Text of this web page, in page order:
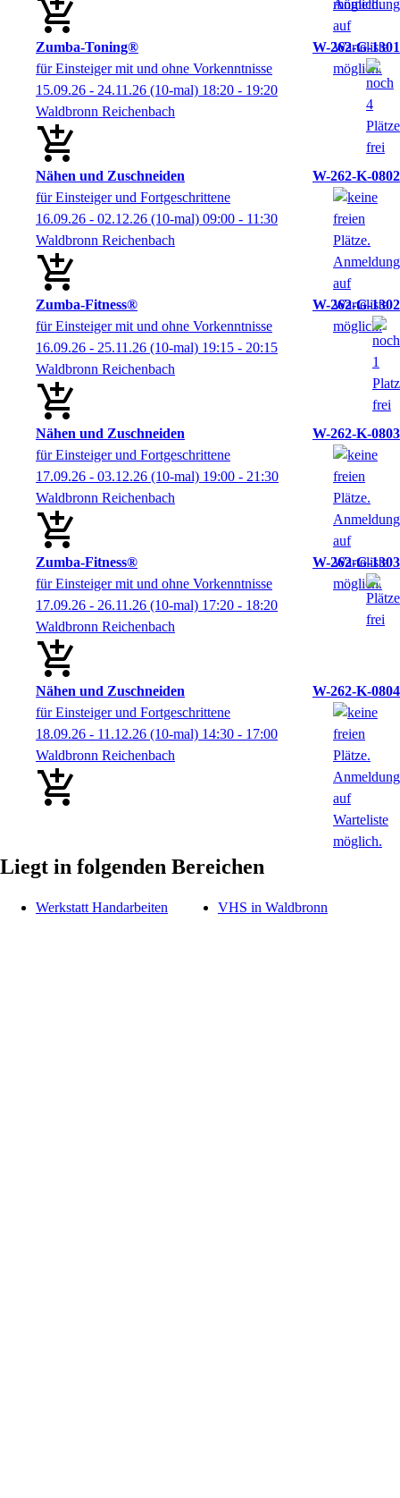
Zumba-Toning®
W-262-G-1301
für Einsteiger mit und ohne Vorkenntnisse
15.09.26 - 24.11.26 (10-mal) 18:20 - 19:20
Waldbronn Reichenbach
Nähen und Zuschneiden
W-262-K-0802
für Einsteiger und Fortgeschrittene
16.09.26 - 02.12.26 (10-mal) 09:00 - 11:30
Waldbronn Reichenbach
Zumba-Fitness®
W-262-G-1302
für Einsteiger mit und ohne Vorkenntnisse
16.09.26 - 25.11.26 (10-mal) 19:15 - 20:15
Waldbronn Reichenbach
Nähen und Zuschneiden
W-262-K-0803
für Einsteiger und Fortgeschrittene
17.09.26 - 03.12.26 (10-mal) 19:00 - 21:30
Waldbronn Reichenbach
Zumba-Fitness®
W-262-G-1303
für Einsteiger mit und ohne Vorkenntnisse
17.09.26 - 26.11.26 (10-mal) 17:20 - 18:20
Waldbronn Reichenbach
Nähen und Zuschneiden
W-262-K-0804
für Einsteiger und Fortgeschrittene
18.09.26 - 11.12.26 (10-mal) 14:30 - 17:00
Waldbronn Reichenbach
Liegt in folgenden Bereichen
Werkstatt Handarbeiten VHS in Waldbronn